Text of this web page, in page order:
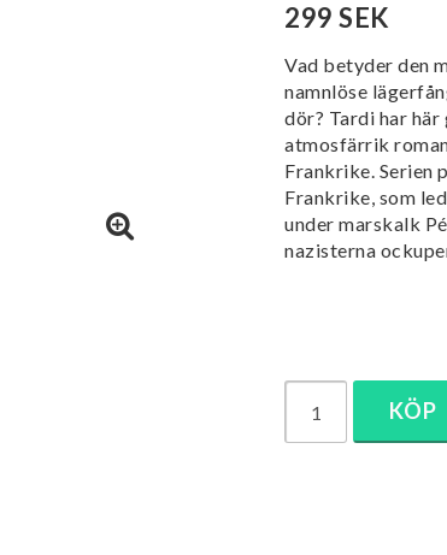
299 SEK
Vad betyder den
namnlöse
dör? Tardi har
atmosfärrik
Frankrike. Serien
Frankrike, som
under marskalk
nazisterna
KÖP